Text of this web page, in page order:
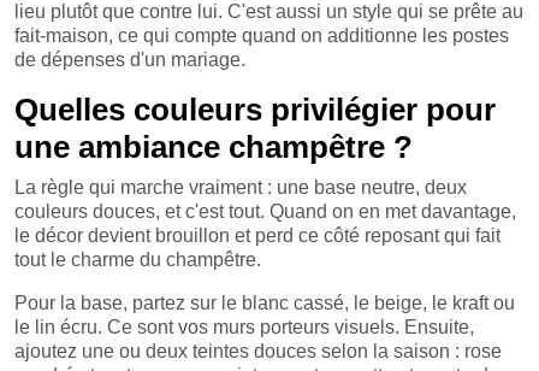
lieu plutôt que contre lui. C'est aussi un style qui se prête au
fait-maison, ce qui compte quand on additionne les postes
de dépenses d'un mariage.
Quelles couleurs privilégier pour
une ambiance champêtre ?
La règle qui marche vraiment : une base neutre, deux
couleurs douces, et c'est tout. Quand on en met davantage,
le décor devient brouillon et perd ce côté reposant qui fait
tout le charme du champêtre.
Pour la base, partez sur le blanc cassé, le beige, le kraft ou
le lin écru. Ce sont vos murs porteurs visuels. Ensuite,
ajoutez une ou deux teintes douces selon la saison : rose